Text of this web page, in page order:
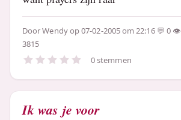
DoorWendyop 07-02-2005 om 22:16
0
3815
0 stemmen
Ik was je voor